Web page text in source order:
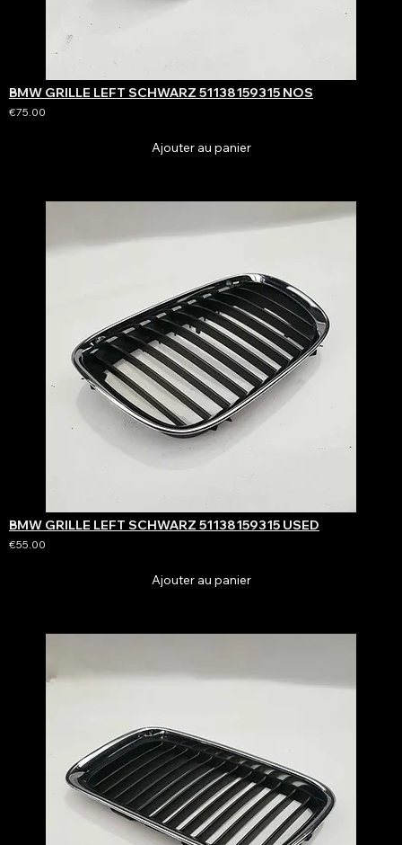
BMW GRILLE LEFT SCHWARZ 51138159315 NOS
€75.00
Ajouter au panier
BMW GRILLE LEFT SCHWARZ 51138159315 USED
€55.00
Ajouter au panier